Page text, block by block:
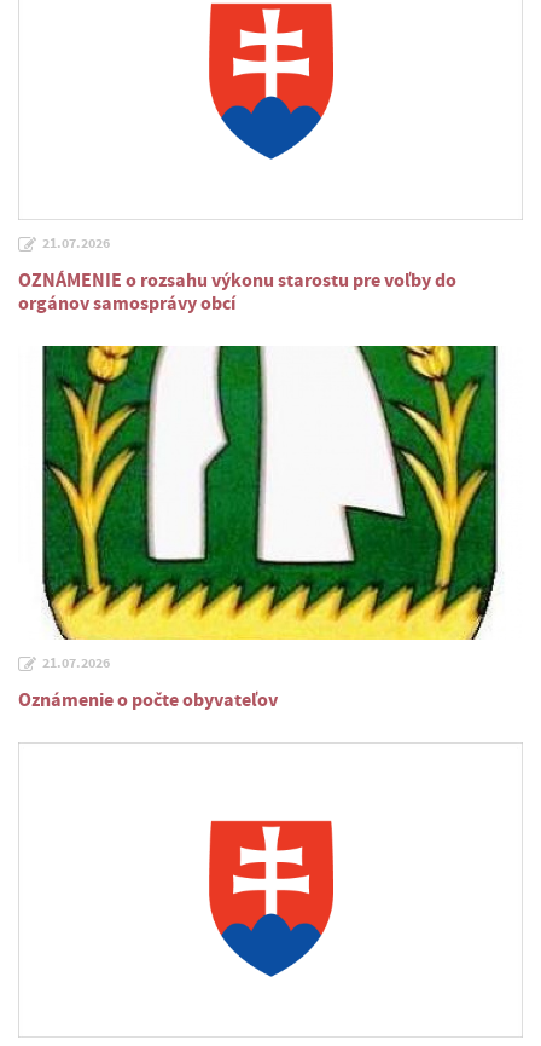
21.07.2026
OZNÁMENIE o rozsahu výkonu starostu pre voľby do
orgánov samosprávy obcí
21.07.2026
Oznámenie o počte obyvateľov